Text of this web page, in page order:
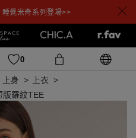
覺米奇系列登場>>
0
上身
上衣
版羅紋TEE